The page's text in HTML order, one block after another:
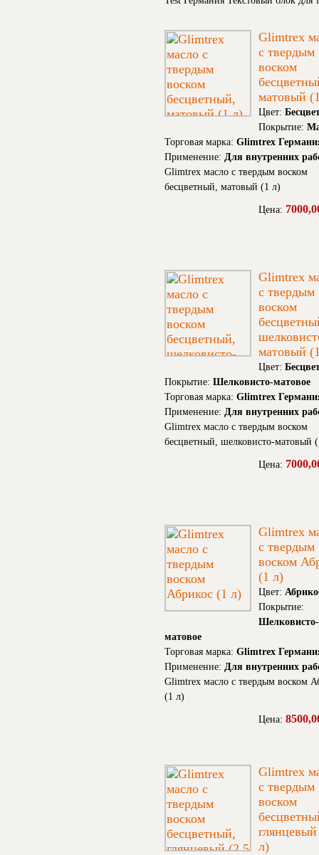
Glimtrex
с твердым
воском
матовый
Цвет:
Покрытие:
Торговая марка: Glimtrex
Применение: Для внутренних
Glimtrex масло с твердым воском
бесцветный, матовый (1 л)
Цена:
Glimtrex
с твердым
воском
матовый
Цвет:
Покрытие: Шелковисто-матовое
Торговая марка: Glimtrex
Применение: Для внутренних
Glimtrex масло с твердым воском
бесцветный, шелковисто-матовый
Цена:
Glimtrex
с твердым
воском
(1 л)
Цвет:
Покрытие:
Шелковисто-
матовое
Торговая марка: Glimtrex
Применение: Для внутренних
Glimtrex масло с твердым воском
(1 л)
Цена:
Glimtrex
с твердым
воском
л)